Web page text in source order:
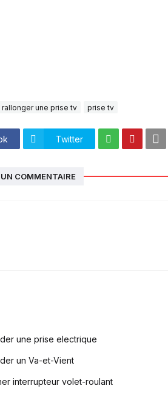
une prise tv prise tv
Twitter
COMMENTAIRE
une prise electrique
un Va-et-Vient
interrupteur volet-roulant